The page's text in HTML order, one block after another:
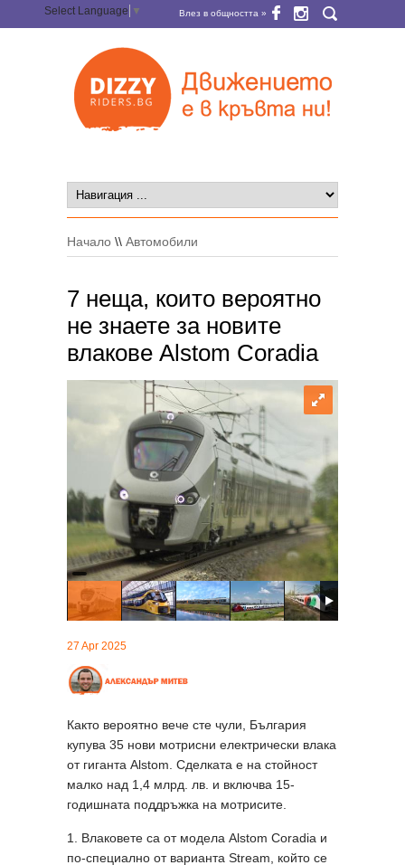
Select Language ▼ Влез в общността »
Начало \\ Автомобили
7 неща, които вероятно
не знаете за новите
влакове Alstom Coradia
27 Apr 2025
Както вероятно вече сте чули, България
купува 35 нови мотрисни електрически влака
от гиганта Alstom. Сделката е на стойност
малко над 1,4 млрд. лв. и включва 15-
годишната поддръжка на мотрисите.
1. Влаковете са от модела Alstom Coradia и
по-специално от варианта Stream, който се